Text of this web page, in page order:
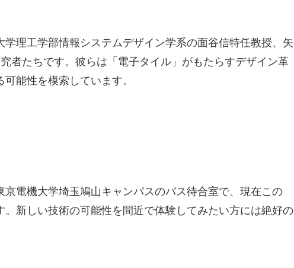
理工学部情報システムデザイン学系の面谷信特任教授、矢
者たちです。彼らは「電子タイル」がもたらすデザイン革
能性を模索しています。
電機大学埼玉鳩山キャンパスのバス待合室で、現在この
。新しい技術の可能性を間近で体験してみたい方には絶好の